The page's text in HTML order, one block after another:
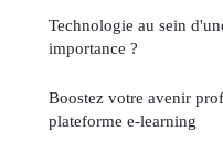
Technologie au sein
importance ?
Boostez votre avenir
plateforme e-learning